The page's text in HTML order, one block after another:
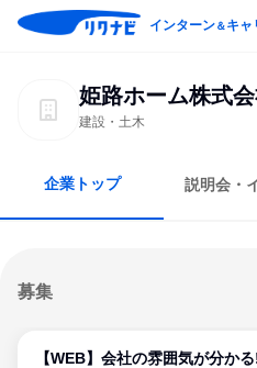
インターン＆キャ
姫路ホーム株式
建設・土木
企業トップ 説明会・
募集
【WEB】会社の雰囲気が分か